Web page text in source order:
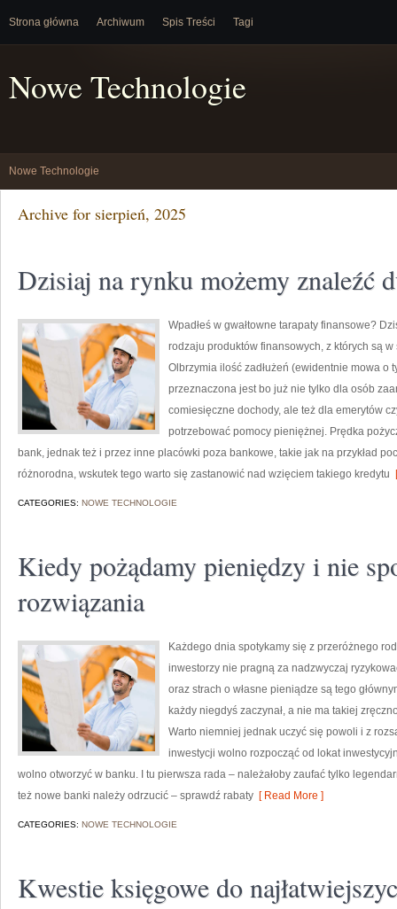
Strona główna Archiwum Spis Treści Tagi
Nowe Technologie
Nowe Technologie
Archive for sierpień, 2025
Dzisiaj na rynku możemy znaleźć
Wpadłeś w gwałtowne tarapaty finansowe?
rodzaju produktów finansowych, z których są
Olbrzymia ilość zadłużeń (ewidentnie mowa o
przeznaczona jest bo już nie tylko dla osób
comiesięczne dochody, ale też dla emerytów
potrzebować pomocy pieniężnej. Prędka
bank, jednak też i przez inne placówki poza bankowe, takie jak na przykład
różnorodna, wskutek tego warto się zastanowić nad wzięciem takiego kredytu
CATEGORIES: NOWE TECHNOLOGIE
Kiedy pożądamy pieniędzy i nie
rozwiązania
Każdego dnia spotykamy się z przeróżnego
inwestorzy nie pragną za nadzwyczaj
oraz strach o własne pieniądze są tego
każdy niegdyś zaczynał, a nie ma takiej
Warto niemniej jednak uczyć się powoli i z
inwestycji wolno rozpocząć od lokat
wolno otworzyć w banku. I tu pierwsza rada – należałoby zaufać tylko
też nowe banki należy odrzucić – sprawdź rabaty [ Read More ]
CATEGORIES: NOWE TECHNOLOGIE
Kwestie księgowe do